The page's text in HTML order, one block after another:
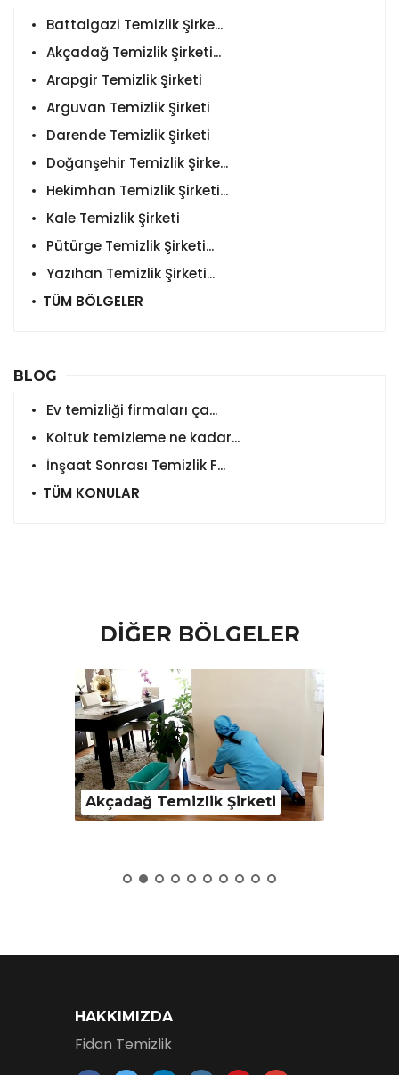
Battalgazi Temizlik Şirke...
Akçadağ Temizlik Şirketi...
Arapgir Temizlik Şirketi
Arguvan Temizlik Şirketi
Darende Temizlik Şirketi
Doğanşehir Temizlik Şirke...
Hekimhan Temizlik Şirketi...
Kale Temizlik Şirketi
Pütürge Temizlik Şirketi...
Yazıhan Temizlik Şirketi...
TÜM BÖLGELER
BLOG
Ev temizliği firmaları ça...
Koltuk temizleme ne kadar...
İnşaat Sonrası Temizlik F...
TÜM KONULAR
DİĞER BÖLGELER
Akçadağ Temizlik Şirketi
HAKKIMIZDA
Fidan Temizlik